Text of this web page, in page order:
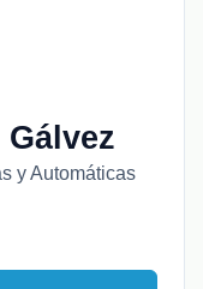
y Automáticas